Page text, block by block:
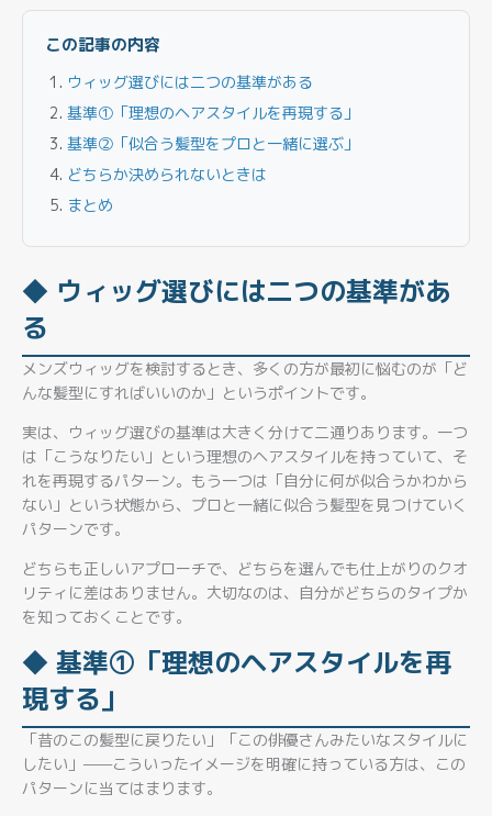
この記事の内容
ウィッグ選びには二つの基準がある
基準①「理想のヘアスタイルを再現する」
基準②「似合う髪型をプロと一緒に選ぶ」
どちらか決められないときは
まとめ
◆ ウィッグ選びには二つの基準があ
る
メンズウィッグを検討するとき、多くの方が最初に悩むのが「ど
んな髪型にすればいいのか」というポイントです。
実は、ウィッグ選びの基準は大きく分けて二通りあります。一つ
は「こうなりたい」という理想のヘアスタイルを持っていて、そ
れを再現するパターン。もう一つは「自分に何が似合うかわから
ない」という状態から、プロと一緒に似合う髪型を見つけていく
パターンです。
どちらも正しいアプローチで、どちらを選んでも仕上がりのクオ
リティに差はありません。大切なのは、自分がどちらのタイプか
を知っておくことです。
◆ 基準①「理想のヘアスタイルを再
現する」
「昔のこの髪型に戻りたい」「この俳優さんみたいなスタイルに
したい」——こういったイメージを明確に持っている方は、この
パターンに当てはまります。